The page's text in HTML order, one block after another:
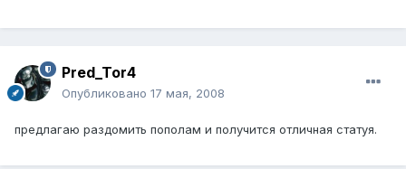
Pred_Tor4
Опубликовано 17 мая, 2008
предлагаю раздомить пополам и получится отличная статуя.